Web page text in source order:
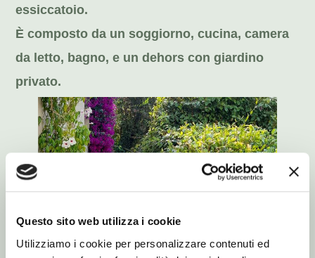
Questo sito web utilizza i cookie
Utilizziamo i cookie per personalizzare contenuti ed
essiccatoio.
È composto da un soggiorno, cucina, camera
da letto, bagno, e un dehors con giardino
privato.